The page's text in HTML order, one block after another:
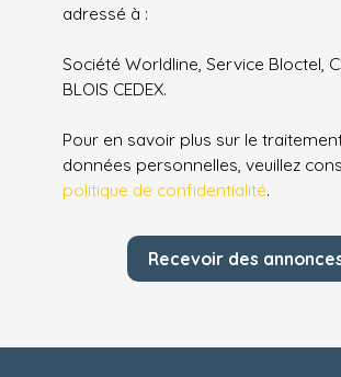
adressé à :
Société Worldline, Service Bloctel,
BLOIS CEDEX.
Pour en savoir plus sur le
données personnelles, veuillez
politique de confidentialité.
Recevoir des